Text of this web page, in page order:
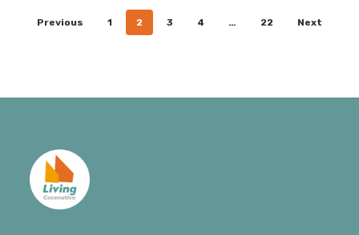
Previous 1 2 3 4 … 22 Next